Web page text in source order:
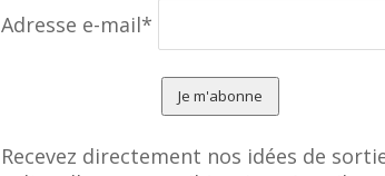
Adresse e-mail*
Recevez directement nos idées de